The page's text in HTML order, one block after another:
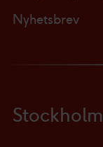
Nyhetsbrev
Stockholm